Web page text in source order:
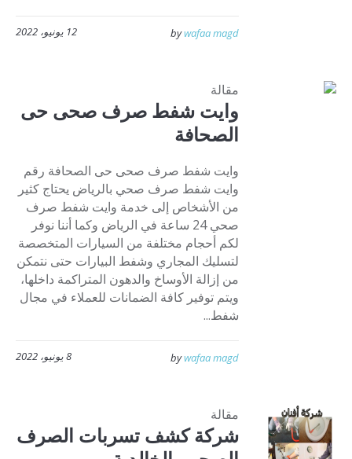
12 يونيو، 2022 bywafaa magd
مقالة
وايت شفط صرف صحى حى
الصحافة
وايت شفط صرف صحى حى الصحافة رقم
وايت شفط صرف صحي بالرياض يحتاج كثير
من الأشخاص إلى خدمة وايت شفط صرف
صحي 24 ساعة في الرياض وكما أننا نوفر
لكم أحجام مختلفة من السيارات المتخصصة
لتسليك المجاري وشفط البيارات حتى نتمكن
من إزالة الأوساخ والدهون المتراكمة داخلها،
ويتم توفير كافة الضمانات للعملاء في مجال
شفط...
8 يونيو، 2022 bywafaa magd
مقالة
شركة كشف تسربات الصرف